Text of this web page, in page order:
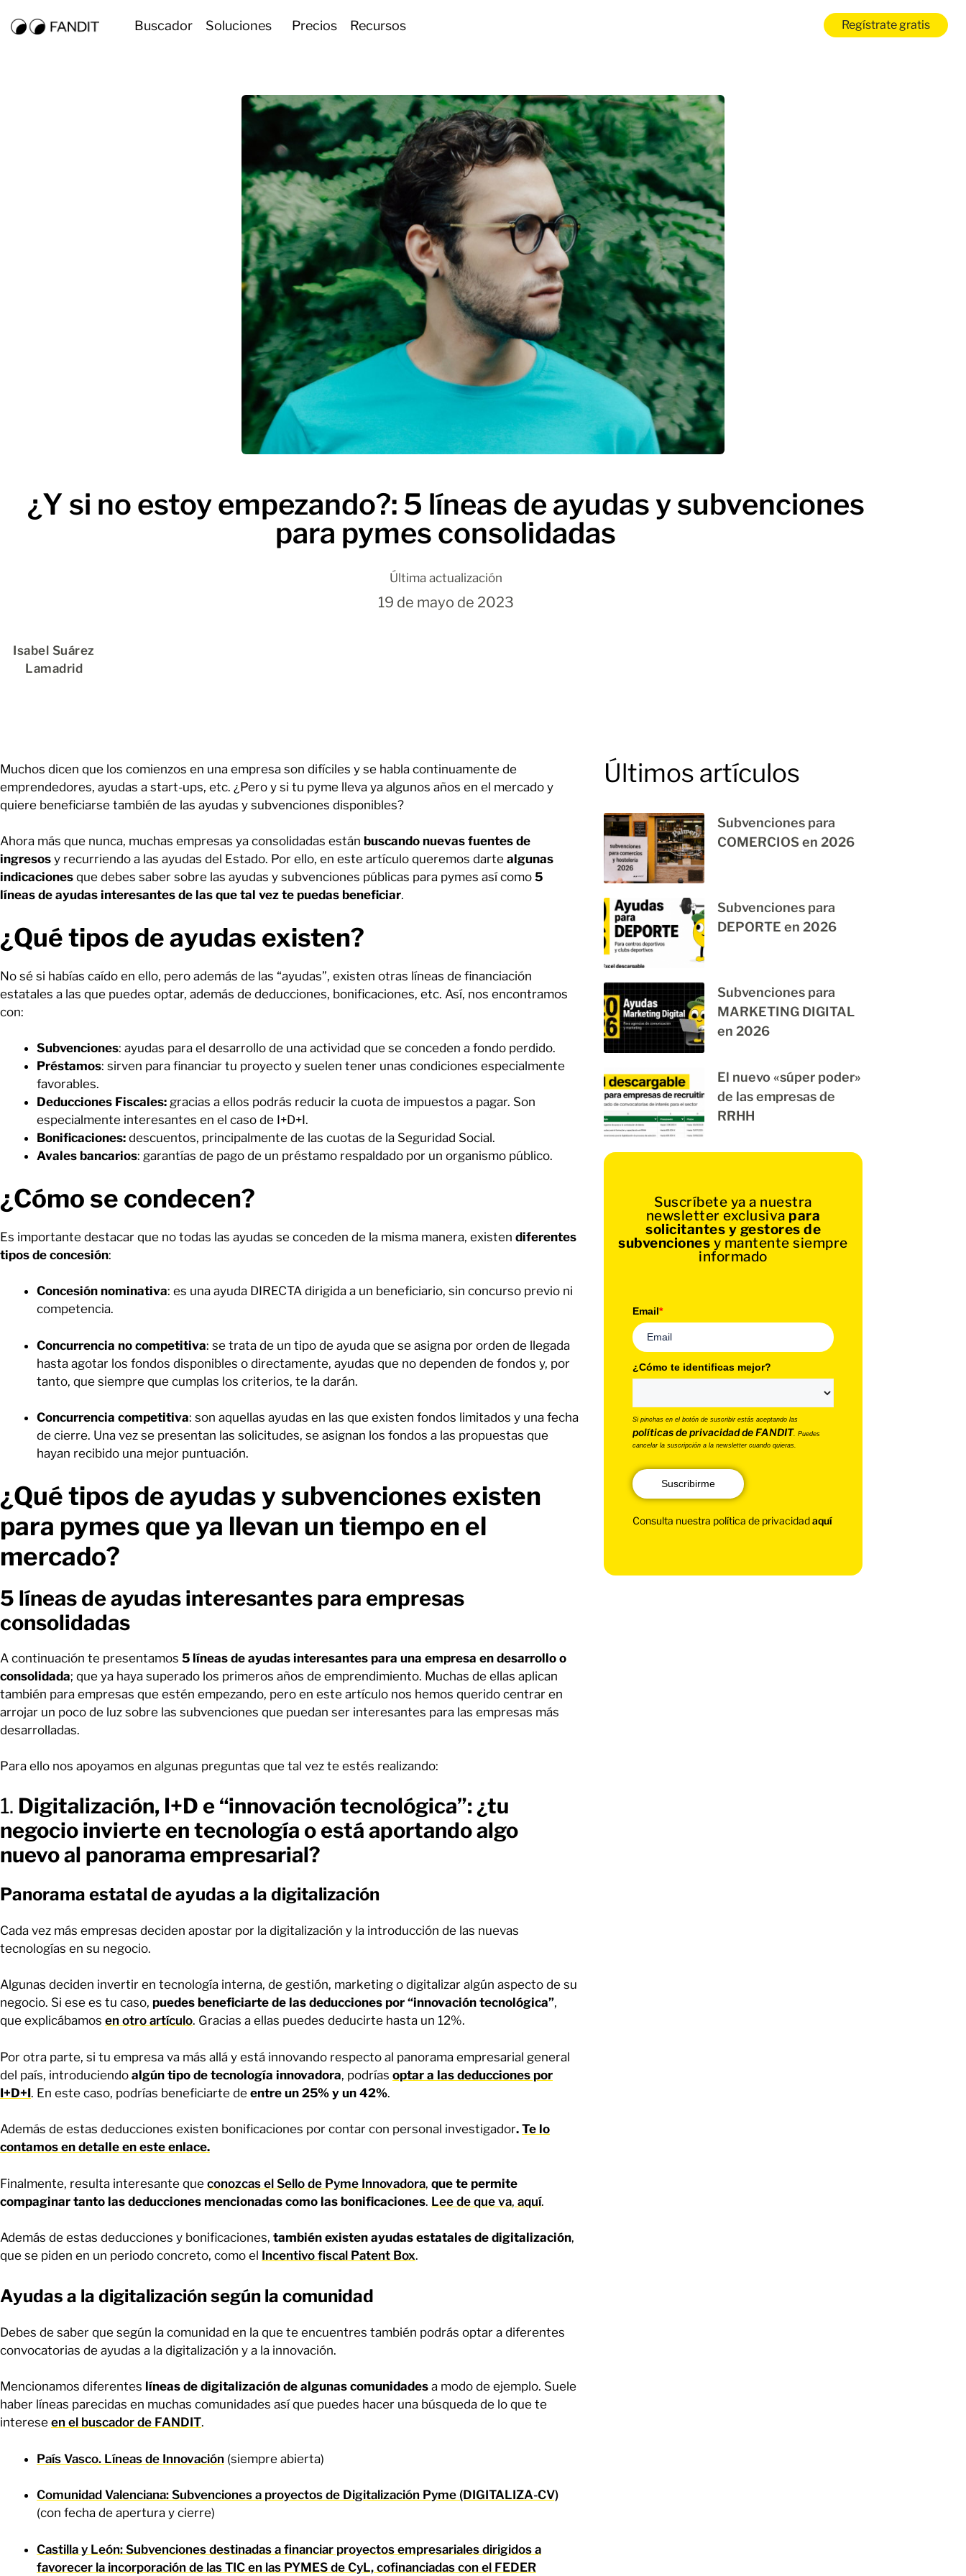
Buscador Soluciones Precios Recursos Regístrate gratis
¿Y si no estoy empezando?: 5 líneas de ayudas y subvenciones
para pymes consolidadas
Última actualización
19 de mayo de 2023
Isabel Suárez
Lamadrid
Muchos dicen que los comienzos en una empresa son difíciles y se habla continuamente de
emprendedores, ayudas a start-ups, etc. ¿Pero y si tu pyme lleva ya algunos años en el mercado y
quiere beneficiarse también de las ayudas y subvenciones disponibles?
Ahora más que nunca, muchas empresas ya consolidadas están buscando nuevas fuentes de
ingresos y recurriendo a las ayudas del Estado. Por ello, en este artículo queremos darte algunas
indicaciones que debes saber sobre las ayudas y subvenciones públicas para pymes así como 5
líneas de ayudas interesantes de las que tal vez te puedas beneficiar.
¿Qué tipos de ayudas existen?
No sé si habías caído en ello, pero además de las “ayudas”, existen otras líneas de financiación
estatales a las que puedes optar, además de deducciones, bonificaciones, etc. Así, nos encontramos
con:
Subvenciones: ayudas para el desarrollo de una actividad que se conceden a fondo perdido.
Préstamos: sirven para financiar tu proyecto y suelen tener unas condiciones especialmente
favorables.
Deducciones Fiscales: gracias a ellos podrás reducir la cuota de impuestos a pagar. Son
especialmente interesantes en el caso de I+D+I.
Bonificaciones: descuentos, principalmente de las cuotas de la Seguridad Social.
Avales bancarios: garantías de pago de un préstamo respaldado por un organismo público.
¿Cómo se condecen?
Es importante destacar que no todas las ayudas se conceden de la misma manera, existen diferentes
tipos de concesión:
Concesión nominativa: es una ayuda DIRECTA dirigida a un beneficiario, sin concurso previo ni
competencia.
Concurrencia no competitiva: se trata de un tipo de ayuda que se asigna por orden de llegada
hasta agotar los fondos disponibles o directamente, ayudas que no dependen de fondos y, por
tanto, que siempre que cumplas los criterios, te la darán.
Concurrencia competitiva: son aquellas ayudas en las que existen fondos limitados y una fecha
de cierre. Una vez se presentan las solicitudes, se asignan los fondos a las propuestas que
hayan recibido una mejor puntuación.
¿Qué tipos de ayudas y subvenciones existen
para pymes que ya llevan un tiempo en el
mercado?
5 líneas de ayudas interesantes para empresas
consolidadas
A continuación te presentamos 5 líneas de ayudas interesantes para una empresa en desarrollo o
consolidada; que ya haya superado los primeros años de emprendimiento. Muchas de ellas aplican
también para empresas que estén empezando, pero en este artículo nos hemos querido centrar en
arrojar un poco de luz sobre las subvenciones que puedan ser interesantes para las empresas más
desarrolladas.
Para ello nos apoyamos en algunas preguntas que tal vez te estés realizando:
1. Digitalización, I+D e “innovación tecnológica”: ¿tu
negocio invierte en tecnología o está aportando algo
nuevo al panorama empresarial?
Panorama estatal de ayudas a la digitalización
Cada vez más empresas deciden apostar por la digitalización y la introducción de las nuevas
tecnologías en su negocio.
Algunas deciden invertir en tecnología interna, de gestión, marketing o digitalizar algún aspecto de su
negocio. Si ese es tu caso, puedes beneficiarte de las deducciones por “innovación tecnológica”,
que explicábamos en otro artículo. Gracias a ellas puedes deducirte hasta un 12%.
Por otra parte, si tu empresa va más allá y está innovando respecto al panorama empresarial general
del país, introduciendo algún tipo de tecnología innovadora, podrías optar a las deducciones por
I+D+I. En este caso, podrías beneficiarte de entre un 25% y un 42%.
Además de estas deducciones existen bonificaciones por contar con personal investigador. Te lo
contamos en detalle en este enlace.
Finalmente, resulta interesante que conozcas el Sello de Pyme Innovadora, que te permite
compaginar tanto las deducciones mencionadas como las bonificaciones. Lee de que va, aquí.
Además de estas deducciones y bonificaciones, también existen ayudas estatales de digitalización,
que se piden en un periodo concreto, como el Incentivo fiscal Patent Box.
Ayudas a la digitalización según la comunidad
Debes de saber que según la comunidad en la que te encuentres también podrás optar a diferentes
convocatorias de ayudas a la digitalización y a la innovación.
Mencionamos diferentes líneas de digitalización de algunas comunidades a modo de ejemplo. Suele
haber líneas parecidas en muchas comunidades así que puedes hacer una búsqueda de lo que te
interese en el buscador de FANDIT.
País Vasco. Líneas de Innovación (siempre abierta)
Comunidad Valenciana: Subvenciones a proyectos de Digitalización Pyme (DIGITALIZA-CV)
(con fecha de apertura y cierre)
Castilla y León: Subvenciones destinadas a financiar proyectos empresariales dirigidos a
favorecer la incorporación de las TIC en las PYMES de CyL, cofinanciadas con el FEDER
Últimos artículos
Subvenciones para
COMERCIOS en 2026
Subvenciones para
DEPORTE en 2026
Subvenciones para
MARKETING DIGITAL
en 2026
El nuevo «súper poder»
de las empresas de
RRHH
Suscríbete ya a nuestra
newsletter exclusiva para
solicitantes y gestores de
subvenciones y mantente siempre
informado
Email*
¿Cómo te identificas mejor?
Si pinchas en el botón de suscribir estás aceptando las
políticas de privacidad de FANDIT . Puedes
cancelar la suscripción a la newsletter cuando quieras.
Suscribirme
Consulta nuestra política de privacidadaquí